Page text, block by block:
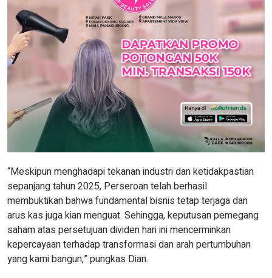
“Meskipun menghadapi tekanan industri dan ketidakpastian
sepanjang tahun 2025, Perseroan telah berhasil
membuktikan bahwa fundamental bisnis tetap terjaga dan
arus kas juga kian menguat. Sehingga, keputusan pemegang
saham atas persetujuan dividen hari ini mencerminkan
kepercayaan terhadap transformasi dan arah pertumbuhan
yang kami bangun,” pungkas Dian.